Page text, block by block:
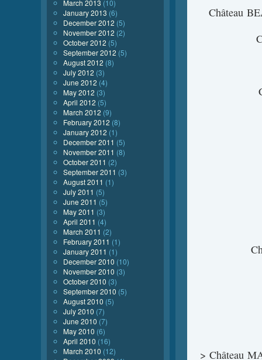
Château
> Château
March 2013 (10)
January 2013 (6)
December 2012 (5)
November 2012 (2)
October 2012 (5)
September 2012 (5)
August 2012 (8)
July 2012 (3)
June 2012 (4)
May 2012 (3)
April 2012 (5)
March 2012 (9)
February 2012 (8)
January 2012 (1)
December 2011 (5)
November 2011 (8)
October 2011 (2)
September 2011 (3)
August 2011 (1)
July 2011 (5)
June 2011 (5)
May 2011 (3)
April 2011 (4)
March 2011 (2)
February 2011 (1)
January 2011 (1)
December 2010 (10)
November 2010 (3)
October 2010 (3)
September 2010 (5)
August 2010 (5)
July 2010 (7)
June 2010 (7)
May 2010 (6)
April 2010 (16)
March 2010 (12)